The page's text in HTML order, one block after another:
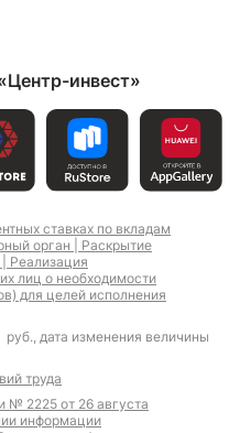
инвест»
ставках по вкладам
орган | Раскрытие
Реализация
лиц о необходимости
для целей исполнения
дата изменения величины
труда
№ 2225 от 26 августа
информации